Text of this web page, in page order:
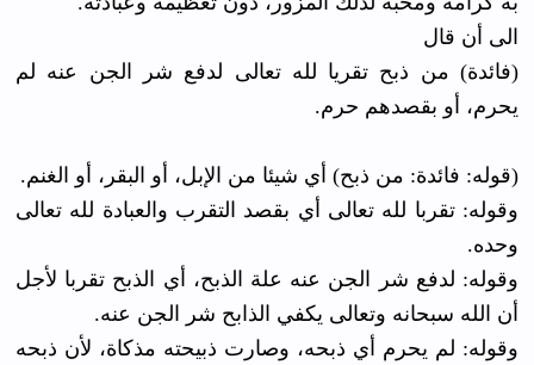
الى أن قال
(فائدة) من ذبح تقريا لله تعالى لدفع شر الجن عنه لم
يحرم، أو بقصدهم حرم.
(قوله: فائدة: من ذبح) أي شيئا من الإبل، أو البقر، أو الغنم.
وقوله: تقربا لله تعالى أي بقصد التقرب والعبادة لله تعالى
وحده.
وقوله: لدفع شر الجن عنه علة الذبح، أي الذبح تقربا لأجل
أن الله سبحانه وتعالى يكفي الذابح شر الجن عنه.
وقوله: لم يحرم أي ذبحه، وصارت ذبيحته مذكاة، لأن ذبحه